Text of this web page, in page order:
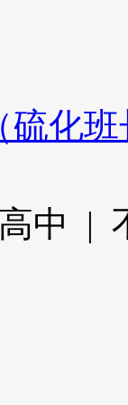
硫化班
中 |